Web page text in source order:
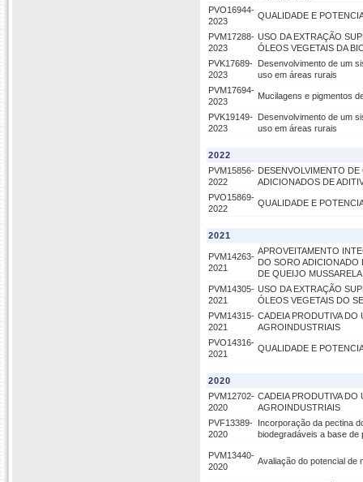
PVO16944-
2023
QUALIDADE E
PVM17288-
2023
USO DA EXTRAÇÃO
ÓLEOS VEGETAIS DA
PVK17689-
2023
Desenvolvimento de um
uso em áreas rurais
PVM17694-
2023
Mucilagens e pigmentos
PVK19149-
2023
Desenvolvimento de um
uso em áreas rurais
2022
PVM15856-
2022
DESENVOLVIMENTO
ADICIONADOS DE
PVO15869-
2022
QUALIDADE E
2021
PVM14263-
2021
APROVEITAMENTO
DO SORO ADICIONADO
DE QUEIJO MUSSARELA
PVM14305-
2021
USO DA EXTRAÇÃO
ÓLEOS VEGETAIS DO
PVM14315-
2021
CADEIA PRODUTIVA
AGROINDUSTRIAIS
PVO14316-
2021
QUALIDADE E
2020
PVM12702-
2020
CADEIA PRODUTIVA
AGROINDUSTRIAIS
PVF13389-
2020
Incorporação da pectina
biodegradáveis a base
PVM13440-
2020
Avaliação do potencial de